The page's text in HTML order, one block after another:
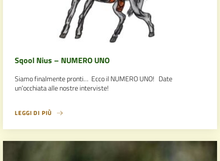
Sqool Nius – NUMERO UNO
Siamo finalmente pronti… Ecco il NUMERO UNO! Date
un’occhiata alle nostre interviste!
LEGGI DI PIÙ